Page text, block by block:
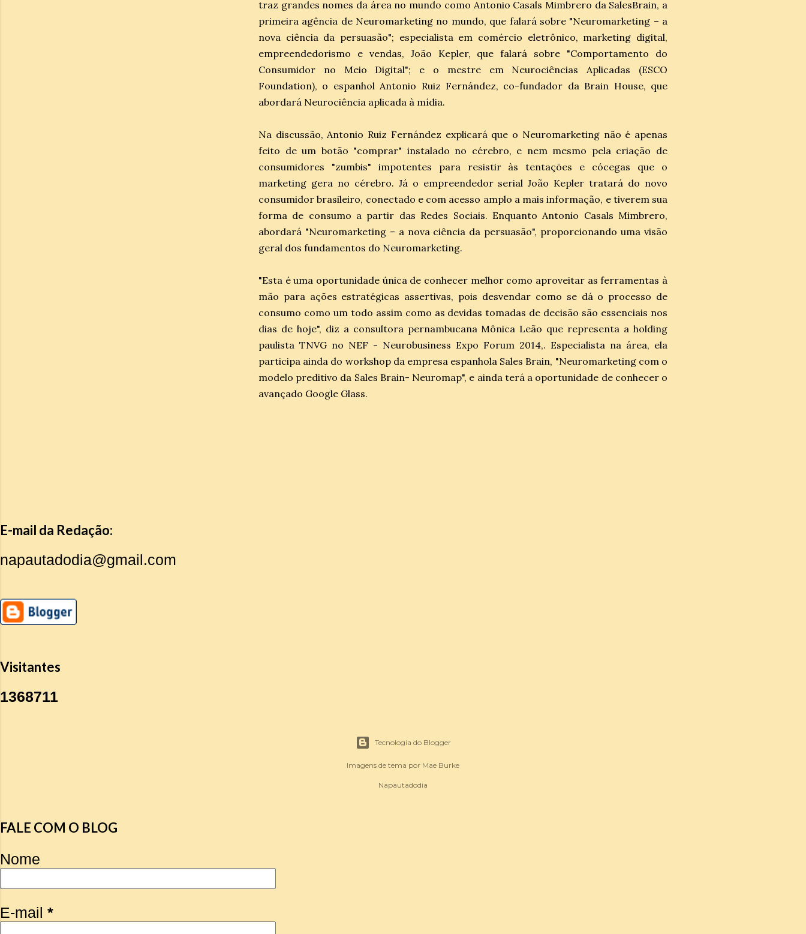
traz grandes nomes da área no mundo como Antonio Casals Mimbrero da SalesBrain, a
primeira agência de Neuromarketing no mundo, que falará sobre "Neuromarketing – a
nova ciência da persuasão"; especialista em comércio eletrônico, marketing digital,
empreendedorismo e vendas, João Kepler, que falará sobre "Comportamento do
Consumidor no Meio Digital"; e o mestre em Neurociências Aplicadas (ESCO
Foundation), o espanhol Antonio Ruiz Fernández, co-fundador da Brain House, que
abordará Neurociência aplicada à mídia.
Na discussão, Antonio Ruiz Fernández explicará que o Neuromarketing não é apenas
feito de um botão "comprar" instalado no cérebro, e nem mesmo pela criação de
consumidores "zumbis" impotentes para resistir às tentações e cócegas que o
marketing gera no cérebro. Já o empreendedor serial João Kepler tratará do novo
consumidor brasileiro, conectado e com acesso amplo a mais informação, e tiverem sua
forma de consumo a partir das Redes Sociais. Enquanto Antonio Casals Mimbrero,
abordará "Neuromarketing – a nova ciência da persuasão", proporcionando uma visão
geral dos fundamentos do Neuromarketing.
"Esta é uma oportunidade única de conhecer melhor como aproveitar as ferramentas à
mão para ações estratégicas assertivas, pois desvendar como se dá o processo de
consumo como um todo assim como as devidas tomadas de decisão são essenciais nos
dias de hoje", diz a consultora pernambucana Mônica Leão que representa a holding
paulista TNVG no NEF - Neurobusiness Expo Forum 2014,. Especialista na área, ela
participa ainda do workshop da empresa espanhola Sales Brain, "Neuromarketing com o
modelo preditivo da Sales Brain- Neuromap", e ainda terá a oportunidade de conhecer o
avançado Google Glass.
E-mail da Redação:
napautadodia@gmail.com
Visitantes
1368711
Tecnologia do Blogger
Imagens de tema por Mae Burke
Napautadodia
FALE COM O BLOG
Nome
E-mail *